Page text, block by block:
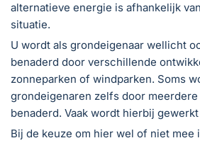
alternatieve energie is afhankelijk
situatie.
U wordt als grondeigenaar wellicht
benaderd door verschillende
zonneparken of windparken. Soms
grondeigenaren zelfs door
benaderd. Vaak wordt hierbij
Bij de keuze om hier wel of niet mee